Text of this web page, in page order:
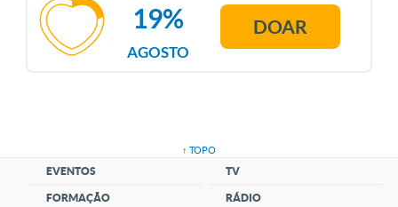
AGOSTO
19% DOAR
↑ TOPO
EVENTOS
FORMAÇÃO
TV
RÁDIO